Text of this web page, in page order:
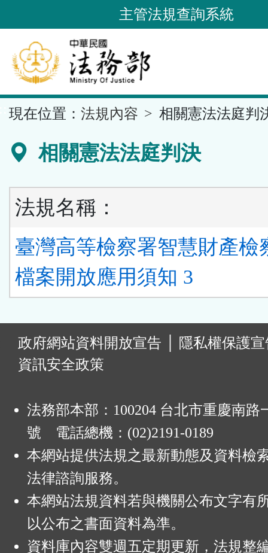
到
要
內
容
區
主管法規查詢系統
現在位置： 法規內容 相關憲法法庭判
相關憲法法庭判決
法規名稱：
臺灣高等檢察署智慧財產檢
檔案開放應用須知 3
政府網站資料開放宣告
隱私權保護
資訊安全政策
法務部本部：100204 台北市重慶南路
號 電話總機：(02)2191-0189
本網站提供法規之最新動態及資料檢
法律諮詢服務。
本網站法規資料若與機關公布文字有
以公布之書面資料為準。
資料庫內容雙週五定期更新，法規整